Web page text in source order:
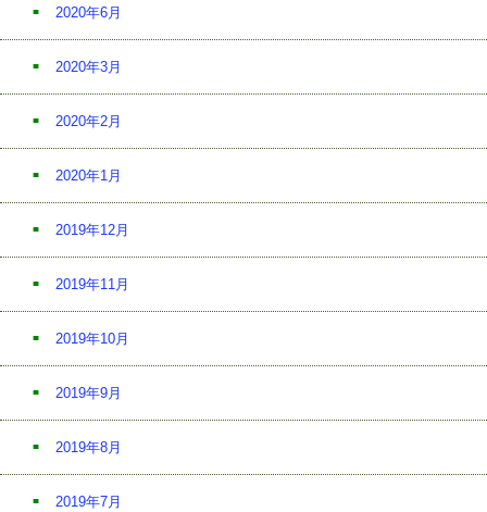
2020年6月
2020年3月
2020年2月
2020年1月
2019年12月
2019年11月
2019年10月
2019年9月
2019年8月
2019年7月